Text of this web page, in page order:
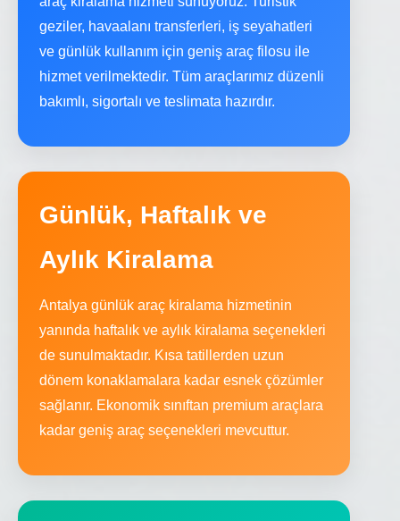
geziler, havaalanı transferleri, iş seyahatleri
ve günlük kullanım için geniş araç filosu ile
hizmet verilmektedir. Tüm araçlarımız düzenli
bakımlı, sigortalı ve teslimata hazırdır.
Günlük, Haftalık ve
Aylık Kiralama
Antalya günlük araç kiralama hizmetinin
yanında haftalık ve aylık kiralama seçenekleri
de sunulmaktadır. Kısa tatillerden uzun
dönem konaklamalara kadar esnek çözümler
sağlanır. Ekonomik sınıftan premium araçlara
kadar geniş araç seçenekleri mevcuttur.